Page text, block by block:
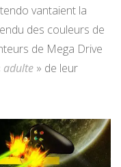
vantaient la
des couleurs de
de Mega Drive
adulte » de leur